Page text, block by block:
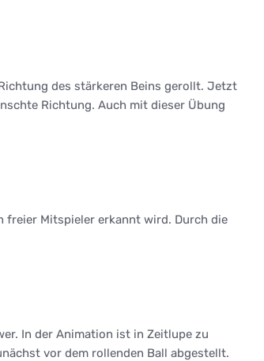
des stärkeren Beins gerollt. Jetzt
Richtung. Auch mit dieser Übung
freier Mitspieler erkannt wird. Durch die
In der Animation ist in Zeitlupe zu
vor dem rollenden Ball abgestellt.